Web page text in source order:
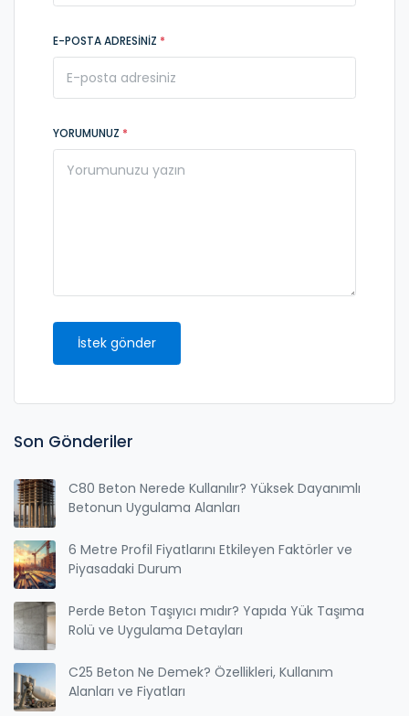
E-POSTA ADRESINIZ *
YORUMUNUZ *
İstek gönder
Son Gönderiler
C80 Beton Nerede Kullanılır? Yüksek Dayanımlı
Betonun Uygulama Alanları
6 Metre Profil Fiyatlarını Etkileyen Faktörler ve
Piyasadaki Durum
Perde Beton Taşıyıcı mıdır? Yapıda Yük Taşıma
Rolü ve Uygulama Detayları
C25 Beton Ne Demek? Özellikleri, Kullanım
Alanları ve Fiyatları